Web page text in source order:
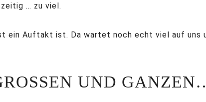
… zu viel.
ein Auftakt ist. Da wartet noch echt viel auf uns
UND GANZEN…